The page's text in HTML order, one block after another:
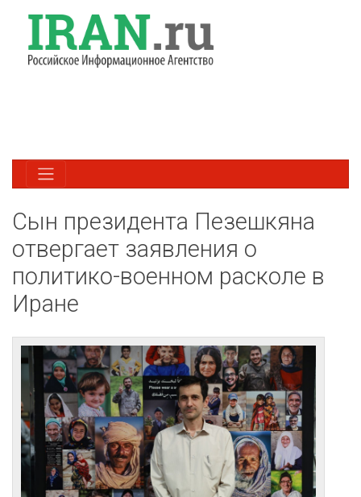
Сын президента Пезешкяна
отвергает заявления о
политико-военном расколе в
Иране